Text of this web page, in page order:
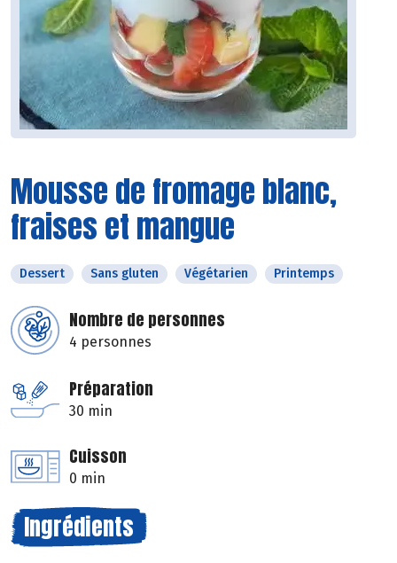
Mousse de fromage blanc,
fraises et mangue
Dessert Sans gluten Végétarien Printemps
Nombre de personnes
4 personnes
Préparation
30 min
Cuisson
0 min
Ingrédients